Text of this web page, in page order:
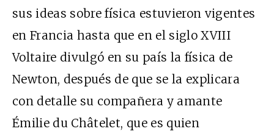
sus ideas sobre física estuvieron vigentes
en Francia hasta que en el siglo XVIII
Voltaire divulgó en su país la física de
Newton, después de que se la explicara
con detalle su compañera y amante
Émilie du Châtelet, que es quien